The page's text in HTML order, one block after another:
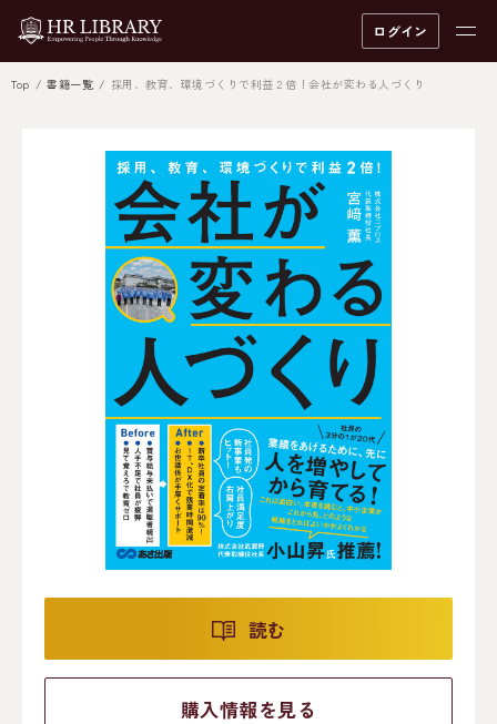
ログイン
Top 書籍一覧 採用、教育、環境づくりで利益２倍！会社が変わる人づくり
読む
購入情報を見る